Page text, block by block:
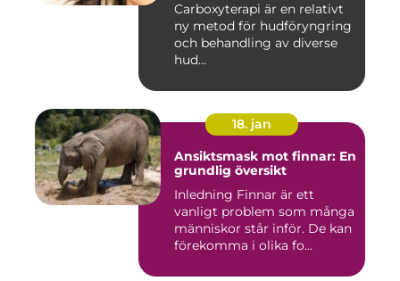
Carboxyterapi är en relativt
ny metod för hudföryngring
och behandling av diverse
hud...
18. jan
Ansiktsmask mot finnar: En
grundlig översikt
Inledning Finnar är ett
vanligt problem som många
människor står inför. De kan
förekomma i olika fo...